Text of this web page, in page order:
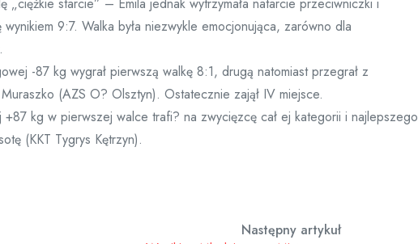
9:7. Walka była niezwykle emocjonująca, zarówno dla
-87 kg wygrał pierwszą walkę 8:1, drugą natomiast przegrał z
(AZS O? Olsztyn). Ostatecznie zajął IV miejsce.
kg w pierwszej walce trafi? na zwycięzcę cał ej kategorii i najlepszego
(KKT Tygrys Kętrzyn).
Następny artykuł